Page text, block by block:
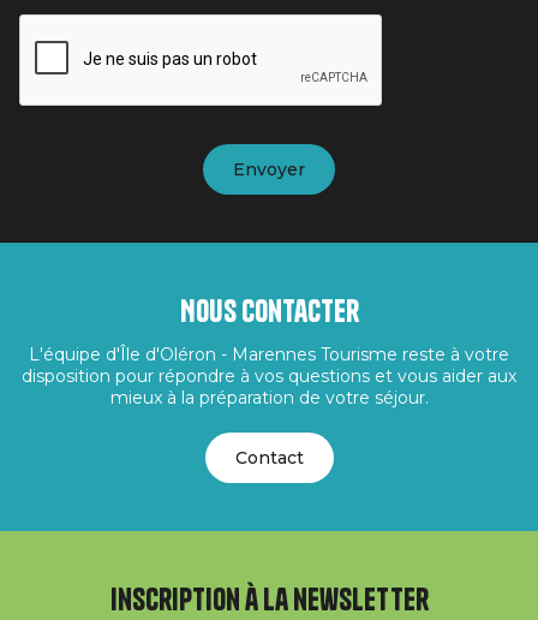
Nous contacter
L'équipe d'Île d'Oléron - Marennes Tourisme reste à votre
disposition pour répondre à vos questions et vous aider aux
mieux à la préparation de votre séjour.
Contact
Inscription à la newsletter